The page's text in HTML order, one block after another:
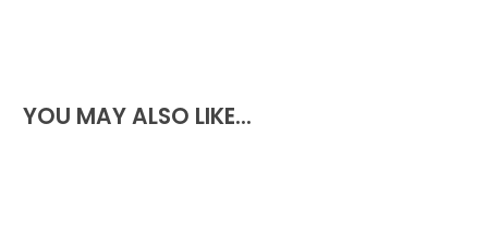
YOU MAY ALSO LIKE...